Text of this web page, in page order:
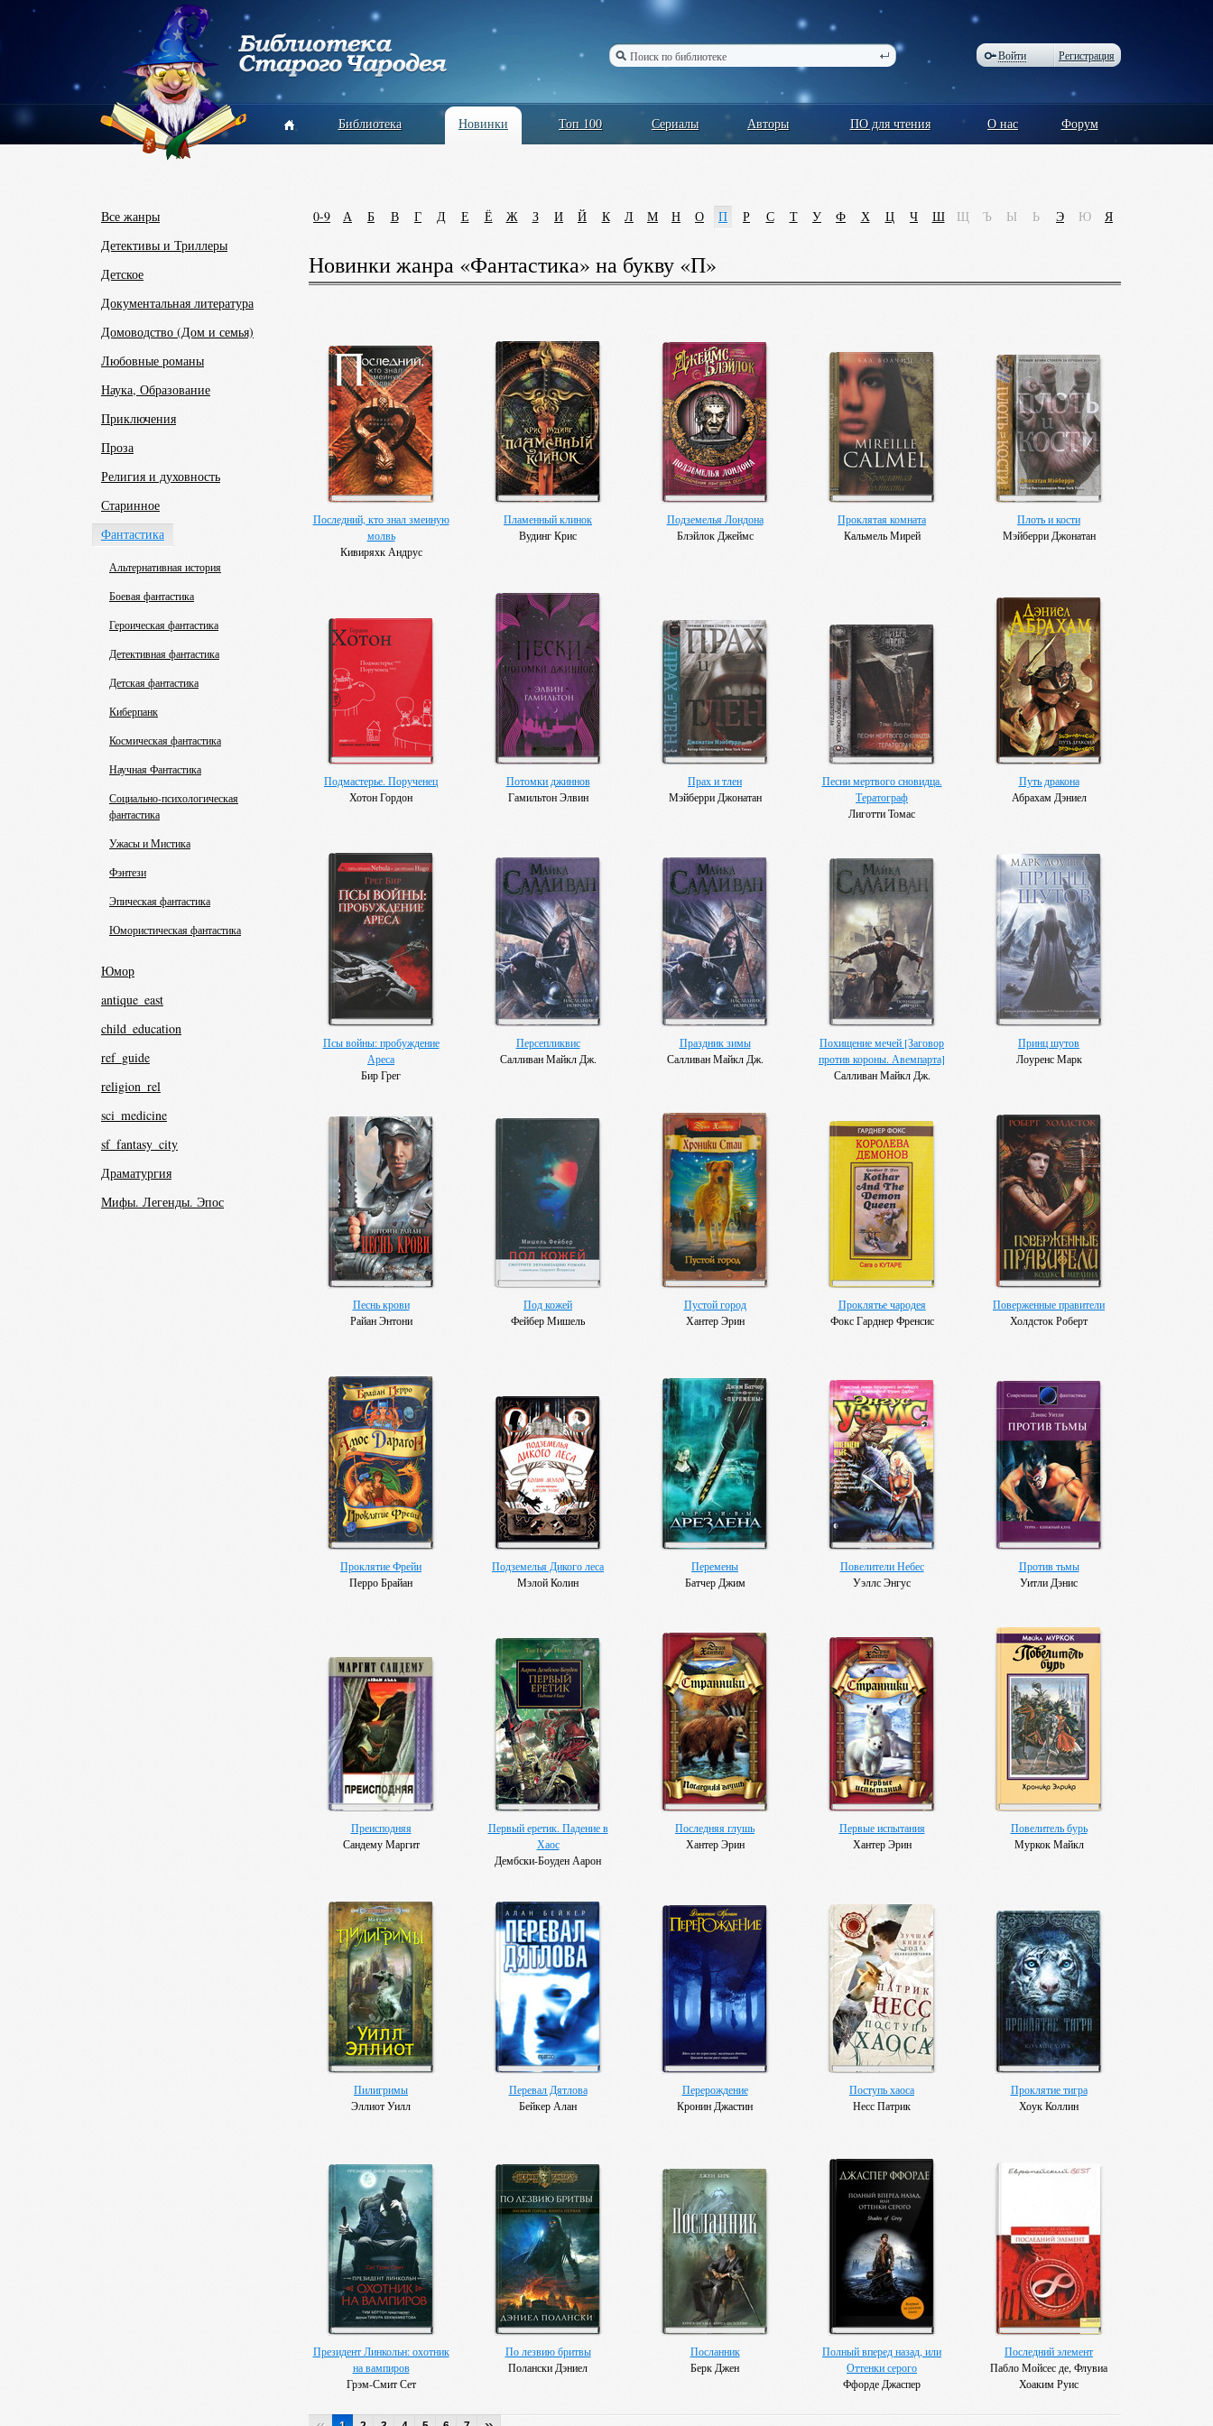
Войти Регистрация
Библиотека Новинки Топ 100 Сериалы Авторы ПО для чтения О нас Форум
Все жанры
Детективы и Триллеры
Детское
Документальная литература
Домоводство (Дом и семья)
Любовные романы
Наука, Образование
Приключения
Проза
Религия и духовность
Старинное
Фантастика
Альтернативная история
Боевая фантастика
Героическая фантастика
Детективная фантастика
Детская фантастика
Киберпанк
Космическая фантастика
Научная Фантастика
Социально-психологическая
фантастика
Ужасы и Мистика
Фэнтези
Эпическая фантастика
Юмористическая фантастика
Юмор
antique_east
child_education
ref_guide
religion_rel
sci_medicine
sf_fantasy_city
Драматургия
Мифы. Легенды. Эпос
0-9 А Б В Г Д Е Ё Ж З И Й К Л М Н О П Р С Т У Ф Х Ц Ч Ш Щ Ъ Ы Ь Э Ю Я
Новинки жанра «Фантастика» на букву «П»
Последний, кто знал змеиную
молвь
Кивиряхк Андрус
Пламенный клинок
Вудинг Крис
Подземелья Лондона
Блэйлок Джеймс
Проклятая комната
Кальмель Мирей
Плоть и кости
Мэйберри Джонатан
Подмастерье. Порученец
Хотон Гордон
Потомки джиннов
Гамильтон Элвин
Прах и тлен
Мэйберри Джонатан
Песни мертвого сновидца.
Тератограф
Лиготти Томас
Путь дракона
Абрахам Дэниел
Псы войны: пробуждение
Ареса
Бир Грег
Персепликвис
Салливан Майкл Дж.
Праздник зимы
Салливан Майкл Дж.
Похищение мечей [Заговор
против короны. Авемпарта]
Салливан Майкл Дж.
Принц шутов
Лоуренс Марк
Песнь крови
Райан Энтони
Под кожей
Фейбер Мишель
Пустой город
Хантер Эрин
Проклятье чародея
Фокс Гарднер Френсис
Поверженные правители
Холдсток Роберт
Проклятие Фрейи
Перро Брайан
Подземелья Дикого леса
Мэлой Колин
Перемены
Батчер Джим
Повелители Небес
Уэллс Энгус
Против тьмы
Уитли Дэнис
Преисподняя
Сандему Маргит
Первый еретик. Падение в
Хаос
Дембски-Боуден Аарон
Последняя глушь
Хантер Эрин
Первые испытания
Хантер Эрин
Повелитель бурь
Муркок Майкл
Пилигримы
Эллиот Уилл
Перевал Дятлова
Бейкер Алан
Перерождение
Кронин Джастин
Поступь хаоса
Несс Патрик
Проклятие тигра
Хоук Коллин
Президент Линкольн: охотник
на вампиров
Грэм-Смит Сет
По лезвию бритвы
Полански Дэниел
Посланник
Берк Джен
Полный вперед назад, или
Оттенки серого
Ффорде Джаспер
Последний элемент
Пабло Мойсес де, Флувиа
Хоаким Руис